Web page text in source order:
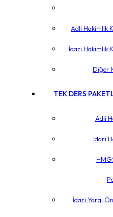
Adli Hakimlik
İdari Hakimlik
Diğer
TEK DERS
Adli
İdari
İdari Yargı Ön